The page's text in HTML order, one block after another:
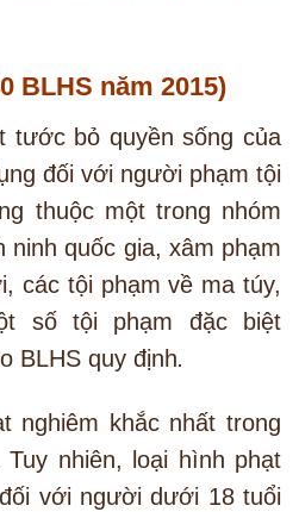
BLHS năm 2015)
tước bỏ quyền sống của
đối với người phạm tội
thuộc một trong nhóm
ninh quốc gia, xâm phạm
các tội phạm về ma túy,
số tội phạm đặc biệt
BLHS quy định.
nghiêm khắc nhất trong
nhiên, loại hình phạt
với người dưới 18 tuổi